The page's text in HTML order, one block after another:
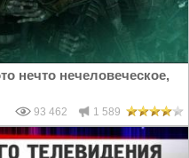
нечто нечеловеческое,
93 462 1 589